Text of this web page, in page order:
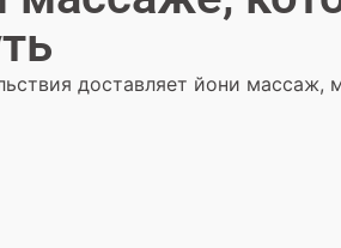
доставляет йони массаж,